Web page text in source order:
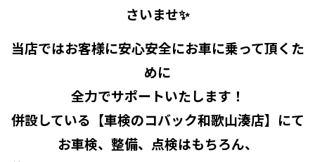
さいませ✨
当店ではお客様に安心安全にお車に乗って頂くた
めに
全力でサポートいたします！
併設している【車検のコバック和歌山湊店】 にて
お車検、整備、点検はもちろん、